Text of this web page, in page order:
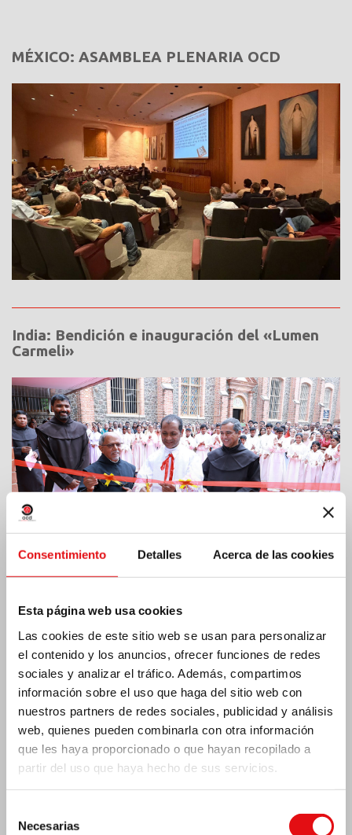
Consentimiento Detalles Acerca de las cookies
Esta página web usa cookies
Las cookies de este sitio web se usan para personalizar
el contenido y los anuncios, ofrecer funciones de redes
sociales y analizar el tráfico. Además, compartimos
información sobre el uso que haga del sitio web con
nuestros partners de redes sociales, publicidad y análisis
web, quienes pueden combinarla con otra información
que les haya proporcionado o que hayan recopilado a
partir del uso que haya hecho de sus servicios.
Necesarias
MÉXICO: ASAMBLEA PLENARIA OCD
India: Bendición e inauguración del «Lumen
Carmeli»
Costa de Marfil: Doble jubileo de plata